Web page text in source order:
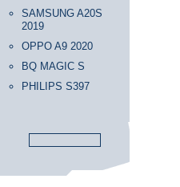
SAMSUNG A20S
2019
OPPO A9 2020
BQ MAGIC S
PHILIPS S397